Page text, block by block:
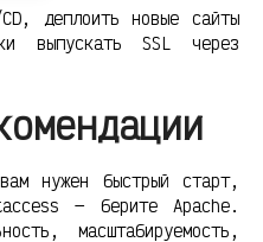
деплоить новые сайты
выпускать SSL через
нужен быстрый старт,
— берите Apache.
масштабируемость,